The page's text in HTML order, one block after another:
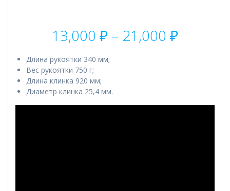
13,000 ₽ – 21,000 ₽
Длина рукоятки 340 мм;
Вес рукоятки 750 г;
Длина клинка 920 мм;
Диаметр клинка 25,4 мм.